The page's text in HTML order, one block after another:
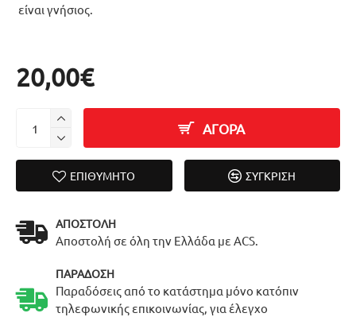
είναι γνήσιος.
20,00€
ΑΓΟΡΑ
ΕΠΙΘΥΜΗΤΌ ΣΎΓΚΡΙΣΗ
ΑΠΟΣΤΟΛΉ
Αποστολή σε όλη την Ελλάδα με ACS.
ΠΑΡΆΔΟΣΗ
Παραδόσεις από το κατάστημα μόνο κατόπιν
τηλεφωνικής επικοινωνίας, για έλεγχο